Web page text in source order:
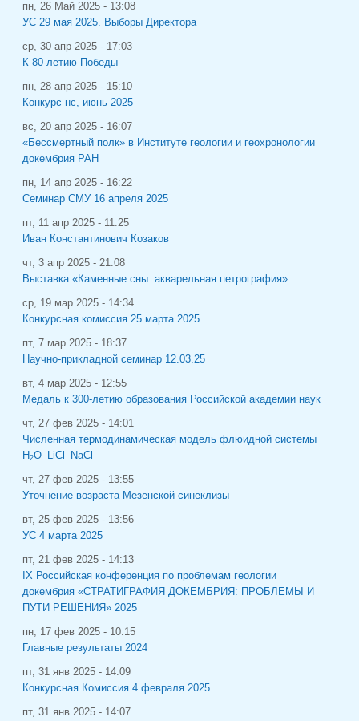
пн, 26 Май 2025 - 13:08
УС 29 мая 2025. Выборы Директора
ср, 30 апр 2025 - 17:03
К 80-летию Победы
пн, 28 апр 2025 - 15:10
Конкурс нс, июнь 2025
вс, 20 апр 2025 - 16:07
«Бессмертный полк» в Институте геологии и геохронологии
докембрия РАН
пн, 14 апр 2025 - 16:22
Семинар СМУ 16 апреля 2025
пт, 11 апр 2025 - 11:25
Иван Константинович Козаков
чт, 3 апр 2025 - 21:08
Выставка «Каменные сны: акварельная петрография»
ср, 19 мар 2025 - 14:34
Конкурсная комиссия 25 марта 2025
пт, 7 мар 2025 - 18:37
Научно-прикладной семинар 12.03.25
вт, 4 мар 2025 - 12:55
Медаль к 300-летию образования Российской академии наук
чт, 27 фев 2025 - 14:01
Численная термодинамическая модель флюидной системы
H2O–LiCl–NaCl
чт, 27 фев 2025 - 13:55
Уточнение возраста Мезенской синеклизы
вт, 25 фев 2025 - 13:56
УС 4 марта 2025
пт, 21 фев 2025 - 14:13
IХ Российская конференция по проблемам геологии
докембрия «СТРАТИГРАФИЯ ДОКЕМБРИЯ: ПРОБЛЕМЫ И
ПУТИ РЕШЕНИЯ» 2025
пн, 17 фев 2025 - 10:15
Главные результаты 2024
пт, 31 янв 2025 - 14:09
Конкурсная Комиссия 4 февраля 2025
пт, 31 янв 2025 - 14:07